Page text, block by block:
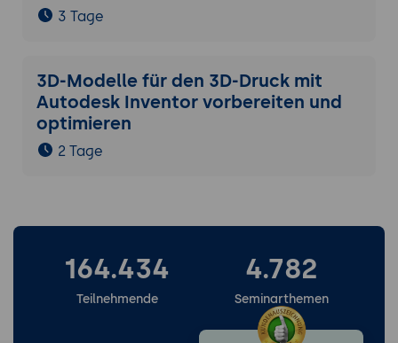
3 Tage
3D-Modelle für den 3D-Druck mit
Autodesk Inventor vorbereiten und
optimieren
2 Tage
164.434
Teilnehmende
4.782
Seminarthemen